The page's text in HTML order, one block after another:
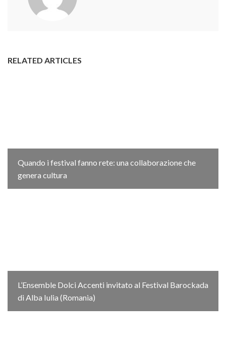
RELATED ARTICLES
Quando i festival fanno rete: una collaborazione che
genera cultura
L’Ensemble Dolci Accenti invitato al Festival Barockada
di Alba Iulia (Romania)